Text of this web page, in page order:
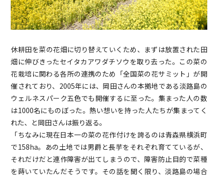
休耕田を菜の花畑に切り替えていくため、まずは放置された田
畑に伸びきったセイタカアワダチソウを取り去った。この菜の
花栽培に関わる各所の連携のため「全国菜の花サミット」が開
催されており、2005年には、岡田さんの本拠地である淡路島の
ウェルネスパーク五色でも開催するに至った。集まった人の数
は1000名にものぼった。熱い想いを持った人たちが集まってく
れた、と岡田さんは振り返る。
「ちなみに現在日本一の菜の花作付けを誇るのは青森県横浜町
で158ha。あの土地では男爵と長芋をそれぞれ育てているが、
それだけだと連作障害が出てしまうので、障害防止目的で菜種
を蒔いていたんだそうです。その話を聞く限り、淡路島の場合